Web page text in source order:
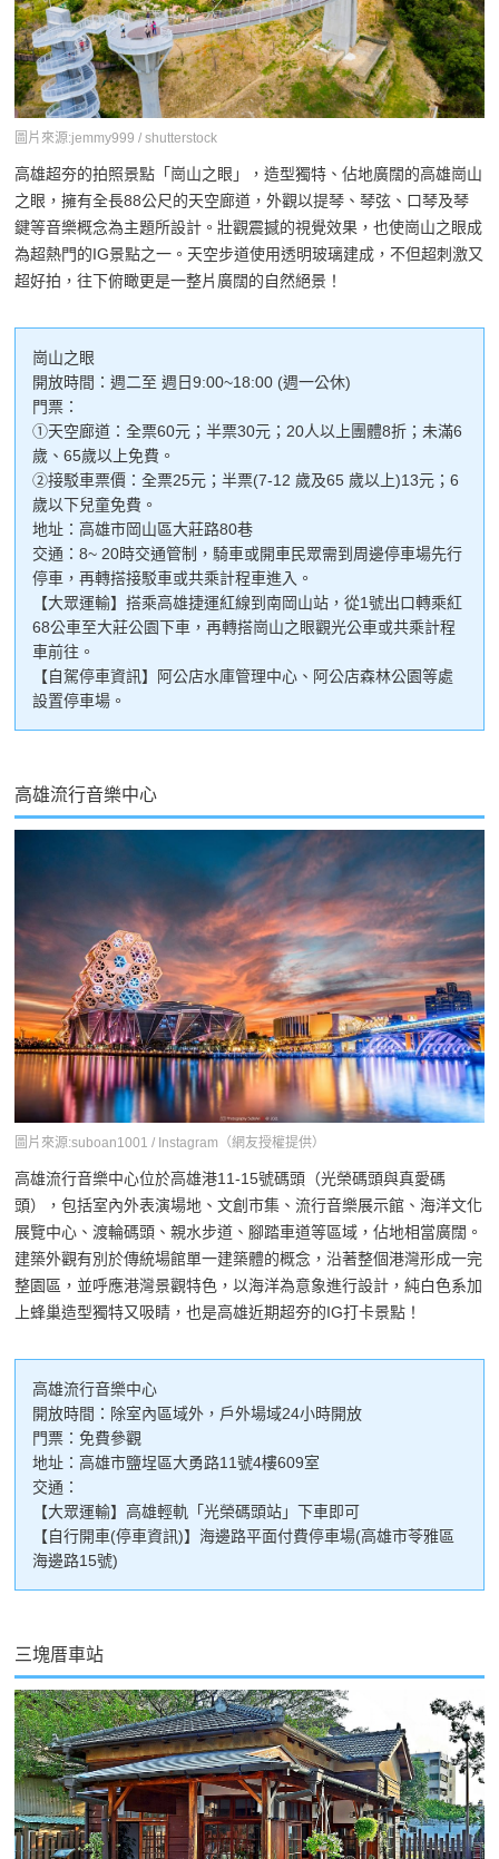
圖片來源:jemmy999 / shutterstock
高雄超夯的拍照景點「崗山之眼」，造型獨特、佔地廣闊的高雄崗山
之眼，擁有全長88公尺的天空廊道，外觀以提琴、琴弦、口琴及琴
鍵等音樂概念為主題所設計。壯觀震撼的視覺效果，也使崗山之眼成
為超熱門的IG景點之一。天空步道使用透明玻璃建成，不但超刺激又
超好拍，往下俯瞰更是一整片廣闊的自然絕景！
崗山之眼
開放時間：週二至 週日9:00~18:00 (週一公休)
門票：
①天空廊道：全票60元；半票30元；20人以上團體8折；未滿6
歲、65歲以上免費。
②接駁車票價：全票25元；半票(7-12 歲及65 歲以上)13元；6
歲以下兒童免費。
地址：高雄市岡山區大莊路80巷
交通：8~ 20時交通管制，騎車或開車民眾需到周邊停車場先行
停車，再轉搭接駁車或共乘計程車進入。
【大眾運輸】搭乘高雄捷運紅線到南岡山站，從1號出口轉乘紅
68公車至大莊公園下車，再轉搭崗山之眼觀光公車或共乘計程
車前往。
【自駕停車資訊】阿公店水庫管理中心、阿公店森林公園等處
設置停車場。
高雄流行音樂中心
圖片來源:suboan1001 / Instagram（網友授權提供）
高雄流行音樂中心位於高雄港11-15號碼頭（光榮碼頭與真愛碼
頭），包括室內外表演場地、文創市集、流行音樂展示館、海洋文化
展覽中心、渡輪碼頭、親水步道、腳踏車道等區域，佔地相當廣闊。
建築外觀有別於傳統場館單一建築體的概念，沿著整個港灣形成一完
整園區，並呼應港灣景觀特色，以海洋為意象進行設計，純白色系加
上蜂巢造型獨特又吸睛，也是高雄近期超夯的IG打卡景點！
高雄流行音樂中心
開放時間：除室內區域外，戶外場域24小時開放
門票：免費參觀
地址：高雄市鹽埕區大勇路11號4樓609室
交通：
【大眾運輸】高雄輕軌「光榮碼頭站」下車即可
【自行開車(停車資訊)】海邊路平面付費停車場(高雄市苓雅區
海邊路15號)
三塊厝車站